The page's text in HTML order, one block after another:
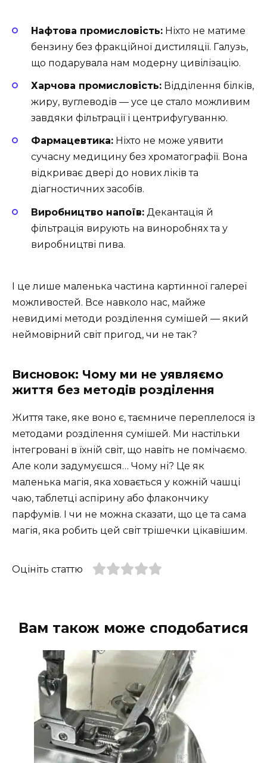
Нафтова промисловість: Ніхто не матиме
бензину без фракційної дистиляції. Галузь,
що подарувала нам модерну цивілізацію.
Харчова промисловість: Відділення білків,
жиру, вуглеводів — усе це стало можливим
завдяки фільтрації і центрифугуванню.
Фармацевтика: Ніхто не може уявити
сучасну медицину без хроматографії. Вона
відкриває двері до нових ліків та
діагностичних засобів.
Виробництво напоїв: Декантація й
фільтрація вирують на виноробнях та у
виробництві пива.
І це лише маленька частина картинної галереї
можливостей. Все навколо нас, майже
невидимі методи розділення сумішей — який
неймовірний світ пригод, чи не так?
Висновок: Чому ми не уявляємо
життя без методів розділення
Життя таке, яке воно є, таємниче переплелося із
методами розділення сумішей. Ми настільки
інтегровані в їхній світ, що навіть не помічаємо.
Але коли задумуєшся… Чому ні? Це як
маленька магія, яка ховається у кожній чашці
чаю, таблетці аспірину або флакончику
парфумів. І чи не можна сказати, що це та сама
магія, яка робить цей світ трішечки цікавішим.
Оцініть статтю
Вам також може сподобатися